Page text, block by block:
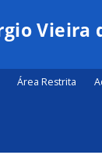
Vieira
Área Restrita